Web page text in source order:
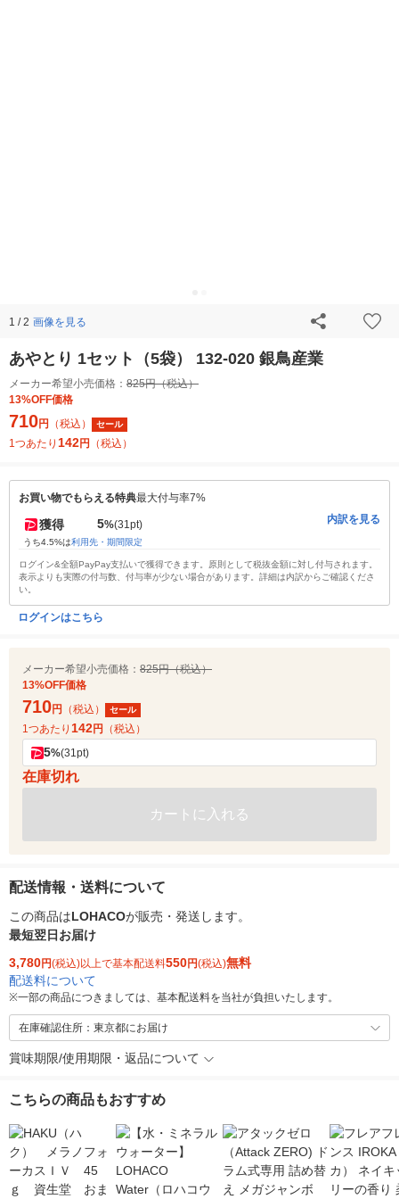
1 / 2 画像を見る
あやとり 1セット（5袋） 132-020 銀鳥産業
メーカー希望小売価格： 825円（税込）
13%OFF価格
710円 （税込） セール
1つあたり 142円 （税込）
お買い物でもらえる特典最大付与率7%
獲得 5%(31pt)
うち4.5%は利用先・期間限定
内訳を見る
ログイン&全額PayPay支払いで獲得できます。原則として税抜金額に対し付与されます。
表示よりも実際の付与数、付与率が少ない場合があります。詳細は内訳からご確認くださ
い。
ログインはこちら
メーカー希望小売価格： 825円（税込）
13%OFF価格
710円 （税込） セール
1つあたり 142円 （税込）
5%(31pt)
在庫切れ
カートに入れる
配送情報・送料について
この商品はLOHACOが販売・発送します。
最短翌日お届け
3,780円(税込)以上で基本配送料550円(税込)無料
配送料について
※一部の商品につきましては、基本配送料を当社が負担いたします。
在庫確認住所：東京都にお届け
賞味期限/使用期限・返品について
こちらの商品もおすすめ